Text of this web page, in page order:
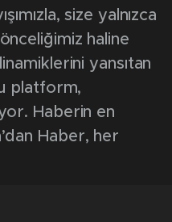
size yalnızca
haline
yansıtan
platform,
Haberin en
Haber, her